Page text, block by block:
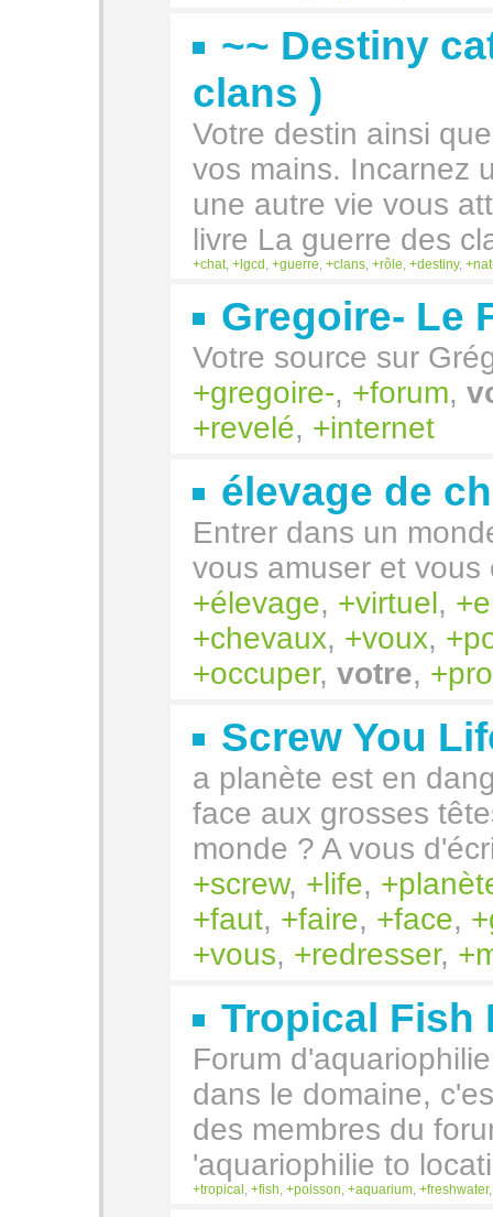
~~ Destiny
clans )
Votre destin ainsi
vos mains. Incarnez
une autre vie vous
livre La guerre des
chat lgcd guerre clans rôle destiny,
Gregoire- Le
Votre source sur
gregoire-, forum,
revelé, internet
élevage de
Entrer dans un
vous amuser et
élevage, virtuel,
chevaux, voux,
occuper, votre,
Screw You
a planète est en
face aux grosses
monde ? A vous
screw, life,
faut, faire, face,
vous, redresser,
Tropical Fish
Forum
dans le domaine,
des membres du
'aquariophilie to
tropical fish poisson aquarium freshwater